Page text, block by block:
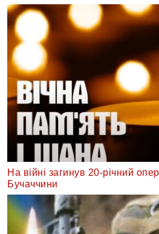
На війні загинув 20-річний
Бучаччини